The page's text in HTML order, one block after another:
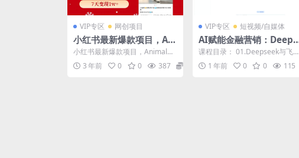
VIP专区 网创项目
小红书最新爆款项目，Ani
mal秀，7天变现1w
小红书最新爆款项目，Animal
秀，7天变现1w Animal秀在小红
书上是非常...
3 年前 0 0 387
VIP专区 短视频/自媒体
AI赋能金融营销：Deeps
eek与飞书多维表格的高
效应用
课程目录： 01.Deepseek与飞书
多维表格的高效应用（上）[时
长：22分钟...
1 年前 0 0 115